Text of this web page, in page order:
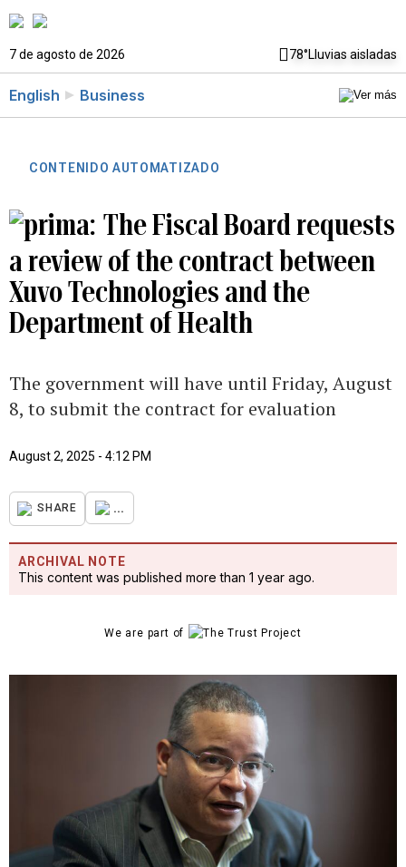
7 de agosto de 2026 78°Lluvias aisladas
English Business
CONTENIDO AUTOMATIZADO
The Fiscal Board requests
a review of the contract between
Xuvo Technologies and the
Department of Health
The government will have until Friday, August
8, to submit the contract for evaluation
August 2, 2025 - 4:12 PM
SHARE ...
ARCHIVAL NOTE
This content was published more than 1 year ago.
We are part of